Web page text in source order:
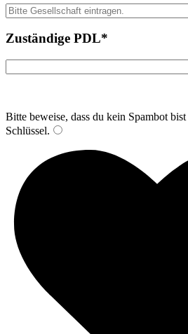
Zuständige PDL*
Bitte beweise, dass du kein Spambot
Schlüssel.